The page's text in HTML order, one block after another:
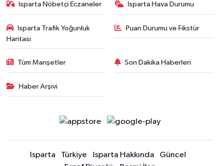
Isparta Nöbetçi Eczaneler Isparta Hava Durumu
Isparta Trafik Yoğunluk
Haritası
Puan Durumu ve Fikstür
Tüm Manşetler Son Dakika Haberleri
Haber Arşivi
Isparta Türkiye Isparta Hakkında
Güncel